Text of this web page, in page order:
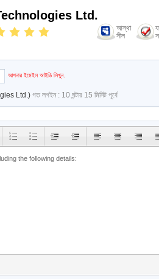
Ltd.
আস্থা
সীল
আপনার ইমেইল আইডি লিখুন.
Ltd.) গত লগইন : 10 ঘন্টার 15 মিনিট পূর্বে